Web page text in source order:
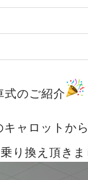
式のご紹介
キャロットから
り換え頂きま